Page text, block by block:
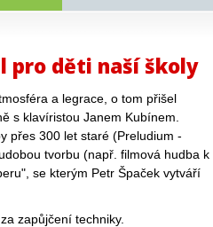
pro děti naší školy
a legrace, o tom přišel
s klavíristou Janem Kubínem.
přes 300 let staré (Preludium -
tvorbu (např. filmová hudba k
se kterým Petr Špaček vytváří
zapůjčení techniky.